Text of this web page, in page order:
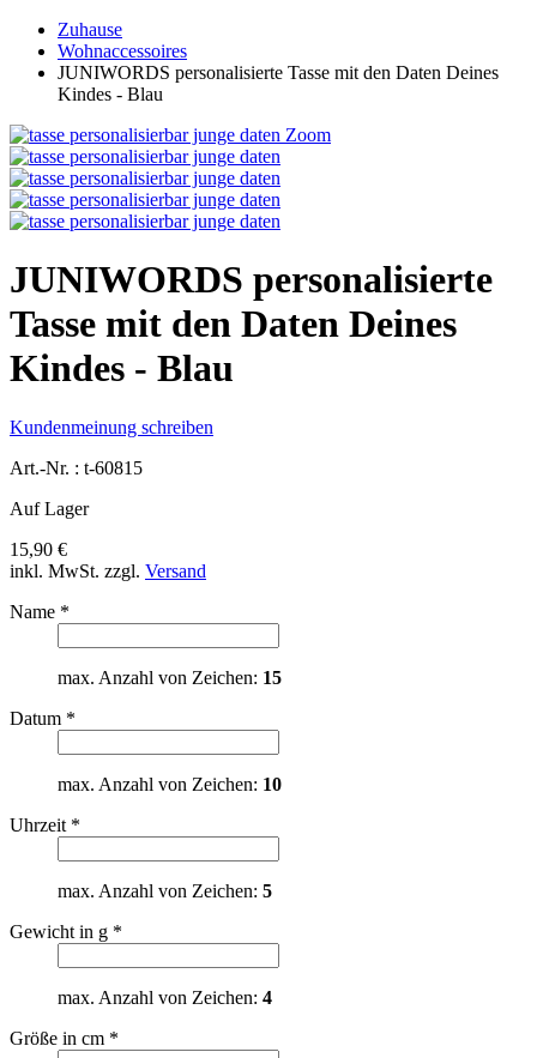
Zuhause
Wohnaccessoires
JUNIWORDS personalisierte Tasse mit den Daten Deines
Kindes - Blau
Zoom
JUNIWORDS personalisierte
Tasse mit den Daten Deines
Kindes - Blau
Kundenmeinung schreiben
Art.-Nr. : t-60815
Auf Lager
15,90 €
inkl. MwSt. zzgl. Versand
Name *
max. Anzahl von Zeichen: 15
Datum *
max. Anzahl von Zeichen: 10
Uhrzeit *
max. Anzahl von Zeichen: 5
Gewicht in g *
max. Anzahl von Zeichen: 4
Größe in cm *